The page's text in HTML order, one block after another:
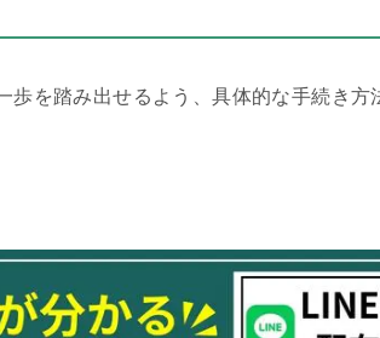
歩を踏み出せるよう、具体的な手続き方